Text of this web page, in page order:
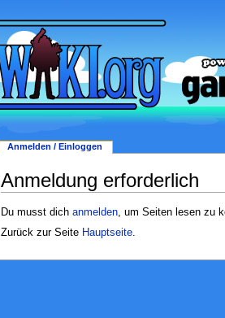
Anmeldung erforderlich
Du musst dich anmelden, um Seiten lesen zu
Zurück zur Seite Hauptseite.
Anmelden / Einloggen